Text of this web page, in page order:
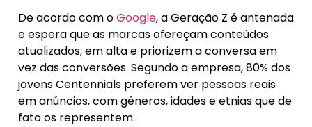
De acordo com oGoogle, a Geração Z é antenada
e espera que as marcas ofereçam conteúdos
atualizados, em alta e priorizem a conversa em
vez das conversões. Segundo a empresa, 80% dos
jovens Centennials preferem ver pessoas reais
em anúncios, com gêneros, idades e etnias que de
fato os representem.